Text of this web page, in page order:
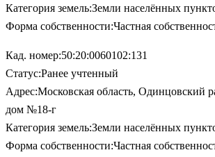
Категория земель:Земли населённых
Форма собственности:Частная
Кад. номер:50:20:0060102:131
Статус:Ранее учтенный
Адрес:Московская область, Одинцовский
дом №18-г
Категория земель:Земли населённых
Форма собственности:Частная